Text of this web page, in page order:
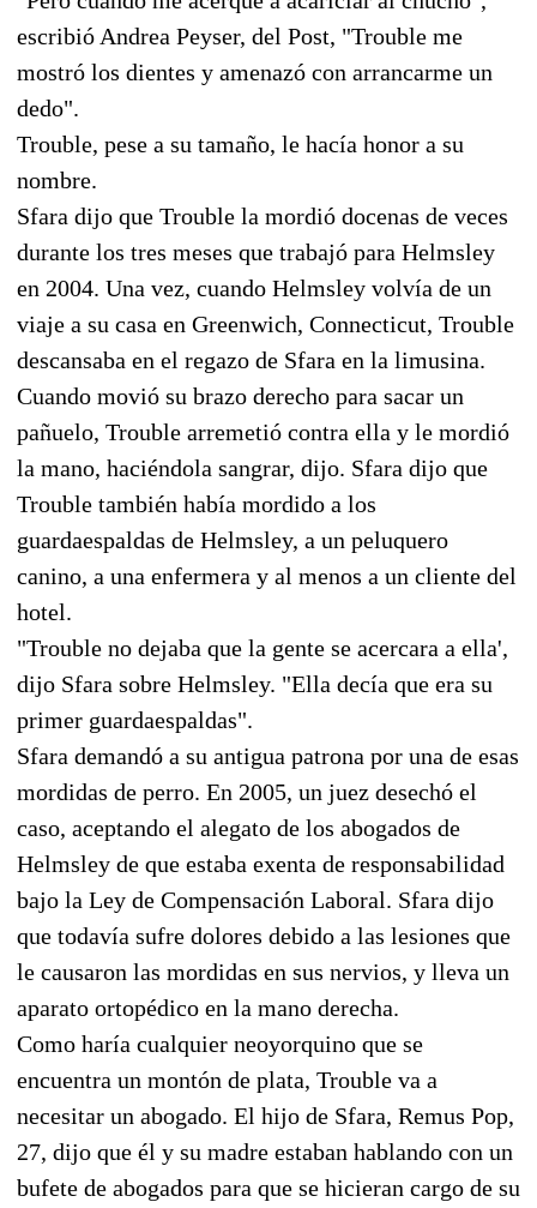
escribió Andrea Peyser, del Post, "Trouble me
mostró los dientes y amenazó con arrancarme un
dedo".
Trouble, pese a su tamaño, le hacía honor a su
nombre.
Sfara dijo que Trouble la mordió docenas de veces
durante los tres meses que trabajó para Helmsley
en 2004. Una vez, cuando Helmsley volvía de un
viaje a su casa en Greenwich, Connecticut, Trouble
descansaba en el regazo de Sfara en la limusina.
Cuando movió su brazo derecho para sacar un
pañuelo, Trouble arremetió contra ella y le mordió
la mano, haciéndola sangrar, dijo. Sfara dijo que
Trouble también había mordido a los
guardaespaldas de Helmsley, a un peluquero
canino, a una enfermera y al menos a un cliente del
hotel.
"Trouble no dejaba que la gente se acercara a ella',
dijo Sfara sobre Helmsley. "Ella decía que era su
primer guardaespaldas".
Sfara demandó a su antigua patrona por una de esas
mordidas de perro. En 2005, un juez desechó el
caso, aceptando el alegato de los abogados de
Helmsley de que estaba exenta de responsabilidad
bajo la Ley de Compensación Laboral. Sfara dijo
que todavía sufre dolores debido a las lesiones que
le causaron las mordidas en sus nervios, y lleva un
aparato ortopédico en la mano derecha.
Como haría cualquier neoyorquino que se
encuentra un montón de plata, Trouble va a
necesitar un abogado. El hijo de Sfara, Remus Pop,
27, dijo que él y su madre estaban hablando con un
bufete de abogados para que se hicieran cargo de su